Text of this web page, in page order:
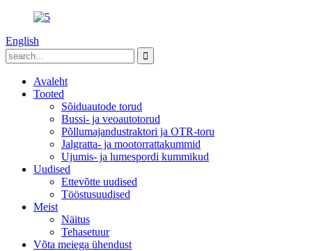
English
Avaleht
Tooted
Sõiduautode torud
Bussi- ja veoautotorud
Põllumajandustraktori ja OTR-toru
Jalgratta- ja mootorrattakummid
Ujumis- ja lumespordi kummikud
Uudised
Ettevõtte uudised
Tööstusuudised
Meist
Näitus
Tehasetuur
Võta meiega ühendust